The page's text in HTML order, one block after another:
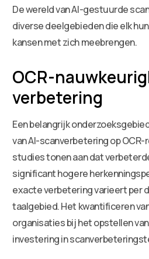
De wereld van AI-gestuurde
diverse deelgebieden die elk
kansen met zich meebrengen.
OCR-
verbetering
Een belangrijk
van AI-scanverbetering op
studies tonen aan dat
significant hogere
exacte verbetering varieert per
taalgebied. Het kwantificeren
organisaties bij het opstellen
investering in